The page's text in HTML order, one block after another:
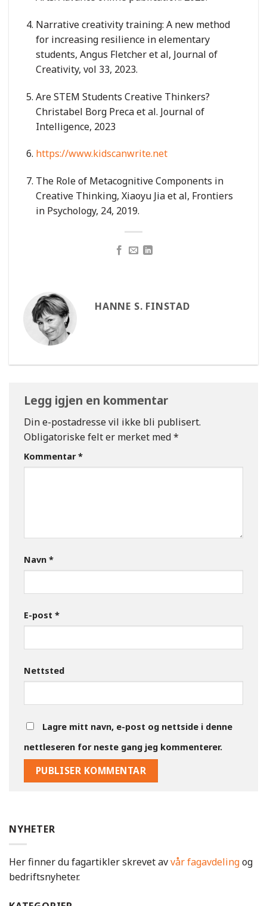
Narrative creativity training: A new method
for increasing resilience in elementary
students, Angus Fletcher et al, Journal of
Creativity, vol 33, 2023.
Are STEM Students Creative Thinkers?
Christabel Borg Preca et al. Journal of
Intelligence, 2023
https://www.kidscanwrite.net
The Role of Metacognitive Components in
Creative Thinking, Xiaoyu Jia et al, Frontiers
in Psychology, 24, 2019.
HANNE S. FINSTAD
Legg igjen en kommentar
Din e-postadresse vil ikke bli publisert.
Obligatoriske felt er merket med*
Kommentar*
Navn *
E-post *
Nettsted
Lagre mitt navn, e-post og nettside i denne
nettleseren for neste gang jeg kommenterer.
NYHETER
Her finner du fagartikler skrevet avvår fagavdelingog
bedriftsnyheter.